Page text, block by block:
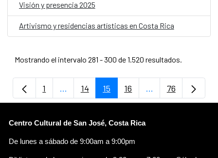
Visión y presencia 2025
Artivismo y residencias artísticas en Costa Rica
Mostrando el intervalo 281 - 300 de 1.520 resultados.
Página
1 ...Páginas intermedias Use TAB para
Página
14 Página
15 Página
16 ...PáginasPágina
76
Centro Cultural de San José, Costa Rica
De lunes a sábado de 9:00am a 9:00pm